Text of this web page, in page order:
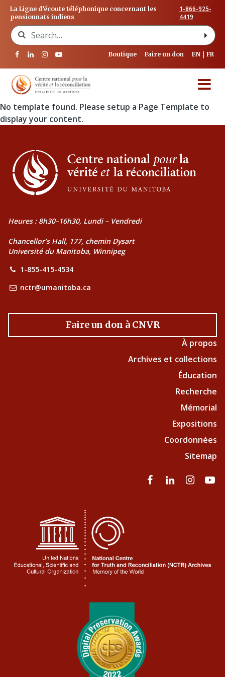
La Ligne d’écoute téléphonique concernant les
pensionnats indiens
1-866-925-
4419
Search for:
Boutique Faire un don EN FR
No template found. Please setup a Page Template to
display your content.
Heures : 8h30–16h30, Lundi – Vendredi
Chancellor’s Hall, 177, chemin Dysart
Université du Manitoba, Winnipeg
1-855-415-4534
nctr@umanitoba.ca
Faire un don à CNVR
À propos
Archives et collections
Éducation
Recherche
Mémorial
Expositions
Coordonnées
Sitemap